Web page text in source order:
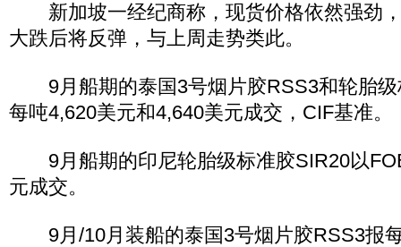
新加坡一经纪商称，现货价格依然强劲
大跌后将反弹，与上周走势类此。
9月船期的泰国3号烟片胶RSS3和轮胎级
每吨4,620美元和4,640美元成交，CIF基准。
9月船期的印尼轮胎级标准胶SIR20以
元成交。
9月/10月装船的泰国3号烟片胶RSS3报